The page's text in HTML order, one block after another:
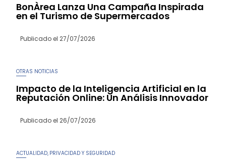
BonÀrea Lanza Una Campaña Inspirada
en el Turismo de Supermercados
Publicado el 27/07/2026
OTRAS NOTICIAS
Impacto de la Inteligencia Artificial en la
Reputación Online: Un Análisis Innovador
Publicado el 26/07/2026
ACTUALIDAD PRIVACIDAD Y SEGURIDAD